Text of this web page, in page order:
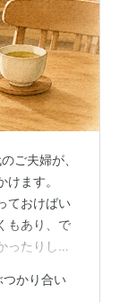
ご夫婦が、
ます。
ておけばい
もあり、で
ったりしま
の付き合
つかり合い